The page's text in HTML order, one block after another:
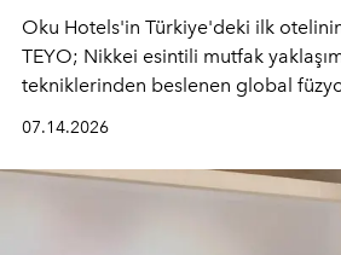
Oku Hotels'in Türkiye'deki ilk
TEYO; Nikkei esintili mutfak
tekniklerinden beslenen global
07.14.2026